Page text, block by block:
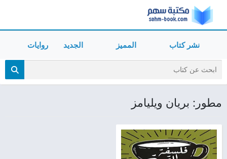
نشر كتاب المميز الجديد روايات
مطور: بريان ويليامز